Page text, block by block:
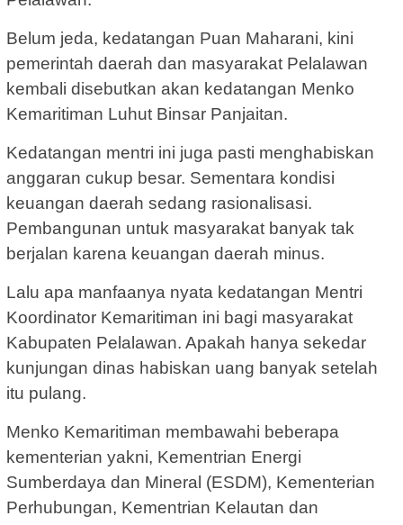
Belum jeda, kedatangan Puan Maharani, kini
pemerintah daerah dan masyarakat Pelalawan
kembali disebutkan akan kedatangan Menko
Kemaritiman Luhut Binsar Panjaitan.
Kedatangan mentri ini juga pasti menghabiskan
anggaran cukup besar. Sementara kondisi
keuangan daerah sedang rasionalisasi.
Pembangunan untuk masyarakat banyak tak
berjalan karena keuangan daerah minus.
Lalu apa manfaanya nyata kedatangan Mentri
Koordinator Kemaritiman ini bagi masyarakat
Kabupaten Pelalawan. Apakah hanya sekedar
kunjungan dinas habiskan uang banyak setelah
itu pulang.
Menko Kemaritiman membawahi beberapa
kementerian yakni, Kementrian Energi
Sumberdaya dan Mineral (ESDM), Kementerian
Perhubungan, Kementrian Kelautan dan